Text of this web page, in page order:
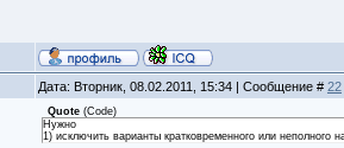
Дата: Вторник, 08.02.2011, 15:34 | Сообщение # 22
Quote(Code)
Нужно
1) исключить варианты кратковременного или неполного